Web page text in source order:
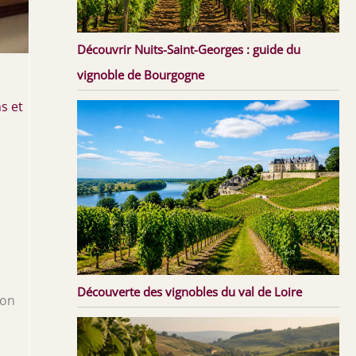
et
Découvrir Nuits-Saint-Georges : guide du
vignoble de Bourgogne
Découverte des vignobles du val de Loire